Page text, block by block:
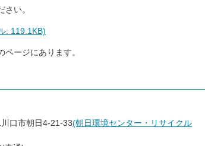
い。
: 119.1KB)
ージにあります。
口市朝日4-21-33(朝日環境センター・リサイクル